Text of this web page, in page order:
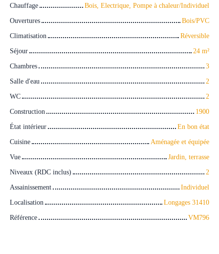
Chauffage
Bois, Electrique, Pompe à chaleur/Individuel
Ouvertures
Bois/PVC
Climatisation
Réversible
Séjour
24 m²
Chambres
3
Salle d'eau
2
WC
2
Construction
1900
État intérieur
En bon état
Cuisine
Aménagée et équipée
Vue
Jardin, terrasse
Niveaux (RDC inclus)
2
Assainissement
Individuel
Localisation
Longages 31410
Référence
VM796